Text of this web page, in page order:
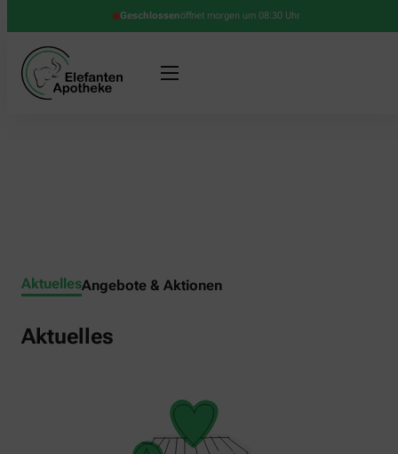
Geschlossenöffnet morgen um 08:30 Uhr
AktuellesAngebote & Aktionen
Aktuelles